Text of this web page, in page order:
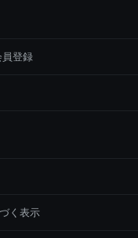
員登録
く表示